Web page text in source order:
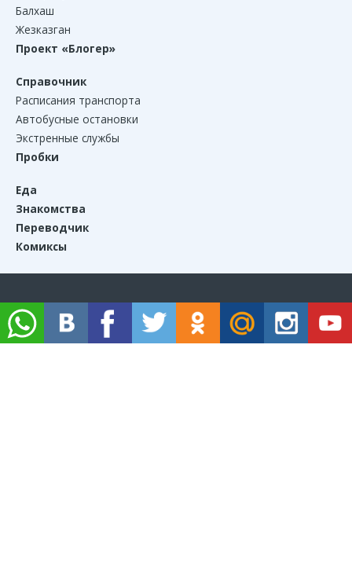
Балхаш
Жезказган
Проект «Блогер»
Справочник
Расписания транспорта
Автобусные остановки
Экстренные службы
Пробки
Еда
Знакомства
Переводчик
Комиксы